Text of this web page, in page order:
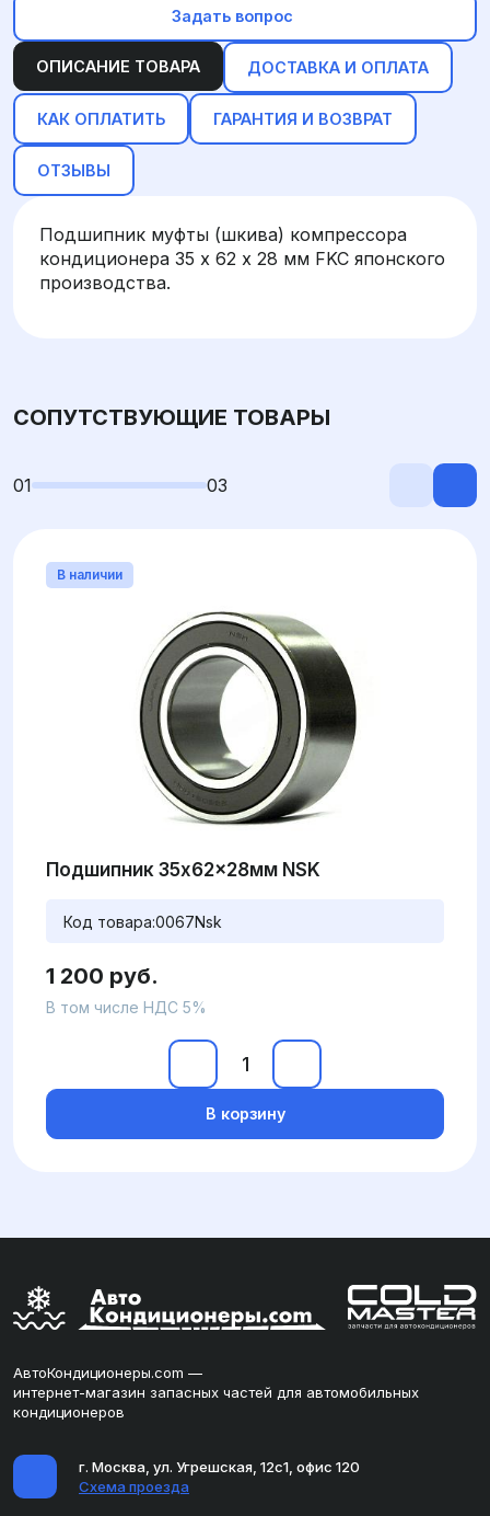
ОПИСАНИЕ ТОВАРА ДОСТАВКА И ОПЛАТА
КАК ОПЛАТИТЬ ГАРАНТИЯ И ВОЗВРАТ
ОТЗЫВЫ
Подшипник муфты (шкива) компрессора
кондиционера 35 х 62 х 28 мм FKC японского
производства.
Задать вопрос
СОПУТСТВУЮЩИЕ ТОВАРЫ
01 03
В наличии
Подшипник 35x62x28мм NSK
Код товара:0067Nsk
1 200 руб.
В том числе НДС 5%
В корзину
АвтоКондиционеры.com —
интернет-магазин запасных частей для автомобильных
кондиционеров
г. Москва, ул. Угрешская, 12с1, офис 120
Схема проезда